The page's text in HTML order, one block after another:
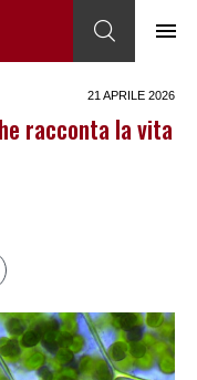
21 APRILE 2026
racconta la vita